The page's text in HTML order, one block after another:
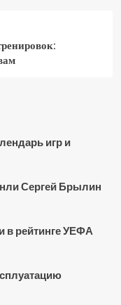
игр и
Сергей Брылин
в рейтинге УЕФА